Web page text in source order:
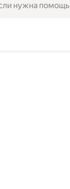
нужна помощь